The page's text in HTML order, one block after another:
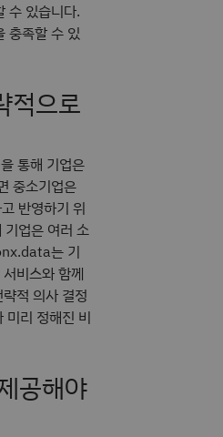
수 있습니다.
충족할 수 있
적으로
통해 기업은
중소기업은
반영하기 위
기업은 여러 소
는 기
비스와 함께
적 의사 결정
미리 정해진 비
공해야